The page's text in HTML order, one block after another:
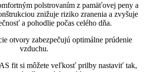
polstrovaním z pamäťovej peny a
znižuje riziko zranenia a zvyšuje
a pohodlie počas celého dňa.
otvory zabezpečujú optimálne prúdenie
vzduchu.
fit si môžete veľkosť prilby nastaviť tak,